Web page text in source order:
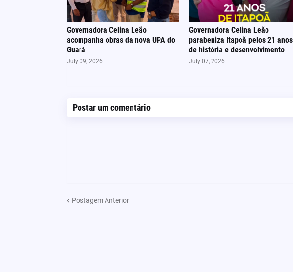
Governadora Celina Leão
acompanha obras da nova UPA do
Guará
July 09, 2026
Governadora Celina Leão
parabeniza Itapoã pelos 21 anos
de história e desenvolvimento
July 07, 2026
Postar um comentário
Postagem Anterior